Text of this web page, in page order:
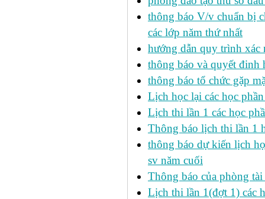
thông báo V/v chuẩn bị
các lớp năm thứ nhất
hướng dẫn quy trình xác
thông báo và quyết đinh
thông báo tổ chức gặp
Lịch học lại các học
Lịch thi lần 1 các học
Thông báo lịch thi lần 1
thông báo dự kiến lịch
sv năm cuối
Thông báo của phòng
Lịch thi lần 1(đợt 1) các